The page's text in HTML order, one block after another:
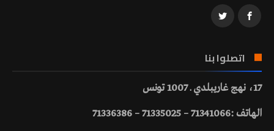
اتصلوا بنا
17، نهج غاريبلدي ـ 1007 تونس
الهاتف :71341066 – 71335025 – 71336386